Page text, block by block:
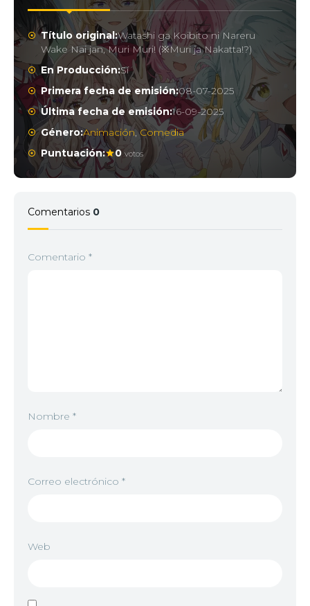
Título original:Watashi ga Koibito ni Nareru
Wake Nai jan, Muri Muri! (※Muri ja Nakatta!?)
En Producción:Sí
Primera fecha de emisión:08-07-2025
Última fecha de emisión:16-09-2025
Género:Animación,Comedia
Puntuación:
0 votos
Comentarios 0
Comentario *
Nombre *
Correo electrónico *
Web